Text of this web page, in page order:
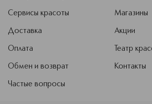
Сервисы красоты
Доставка
Оплата
Обмен и возврат
Частые вопросы
Магазины
Акции
Театр
Контакты